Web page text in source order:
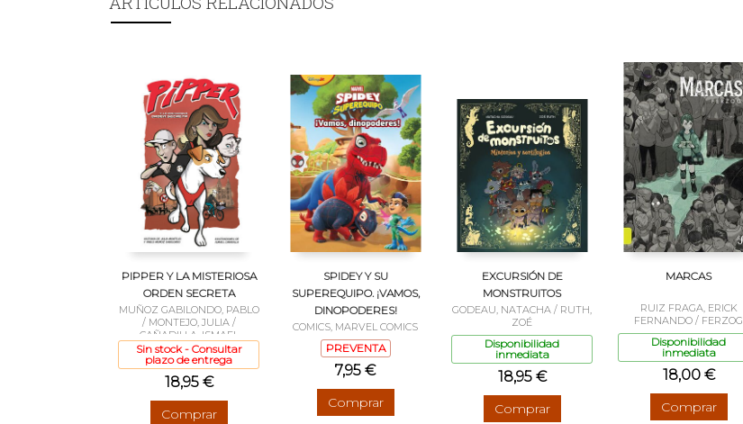
PIPPER Y LA MISTERIOSA
ORDEN SECRETA
MUÑOZ GABILONDO, PABLO
/ MONTEJO, JULIA /
CAÑADILLA, ISMAEL
Sin stock - Consultar
plazo de entrega
18,95 €
Comprar
SPIDEY Y SU
SUPEREQUIPO. ¡VAMOS,
DINOPODERES!
COMICS, MARVEL COMICS
PREVENTA
7,95 €
Comprar
EXCURSIÓN DE
MONSTRUITOS
GODEAU, NATACHA / RUTH,
ZOÉ
Disponibilidad
inmediata
18,95 €
Comprar
MARCAS
RUIZ FRAGA, ERICK
FERNANDO / FERZOG
Disponibilidad
inmediata
18,00 €
Comprar